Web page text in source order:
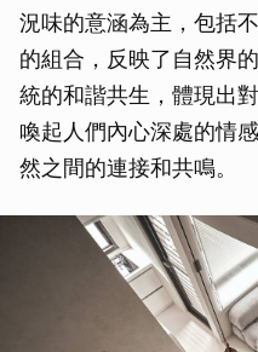
況味的意涵為主，包括
的組合，反映了自然界
統的和諧共生，體現出
喚起人們內心深處的情
然之間的連接和共鳴。